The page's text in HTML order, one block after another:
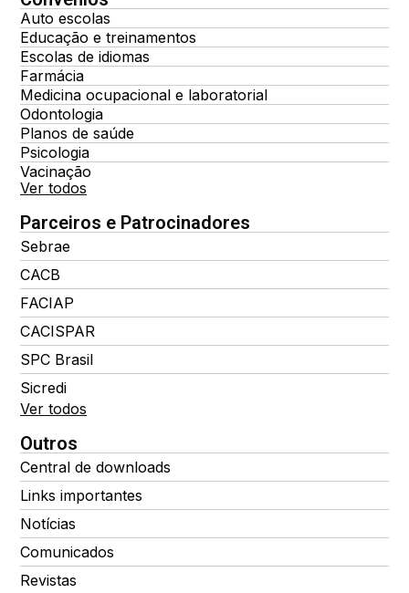
Auto escolas
Educação e treinamentos
Escolas de idiomas
Farmácia
Medicina ocupacional e laboratorial
Odontologia
Planos de saúde
Psicologia
Vacinação
Ver todos
Parceiros e Patrocinadores
Sebrae
CACB
FACIAP
CACISPAR
SPC Brasil
Sicredi
Ver todos
Outros
Central de downloads
Links importantes
Notícias
Comunicados
Revistas